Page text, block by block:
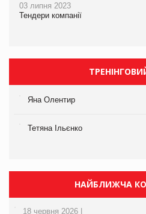
03 липня 2023
Тендери компанії
Яна Олентир
Тетяна Ільєнко
НАЙБЛИЖЧА
18 червня 2026 |